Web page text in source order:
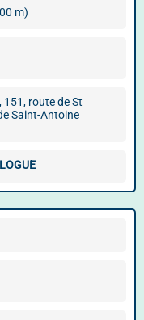
m)
route de St
Saint-Antoine